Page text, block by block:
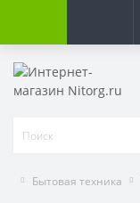
Бытовая техника